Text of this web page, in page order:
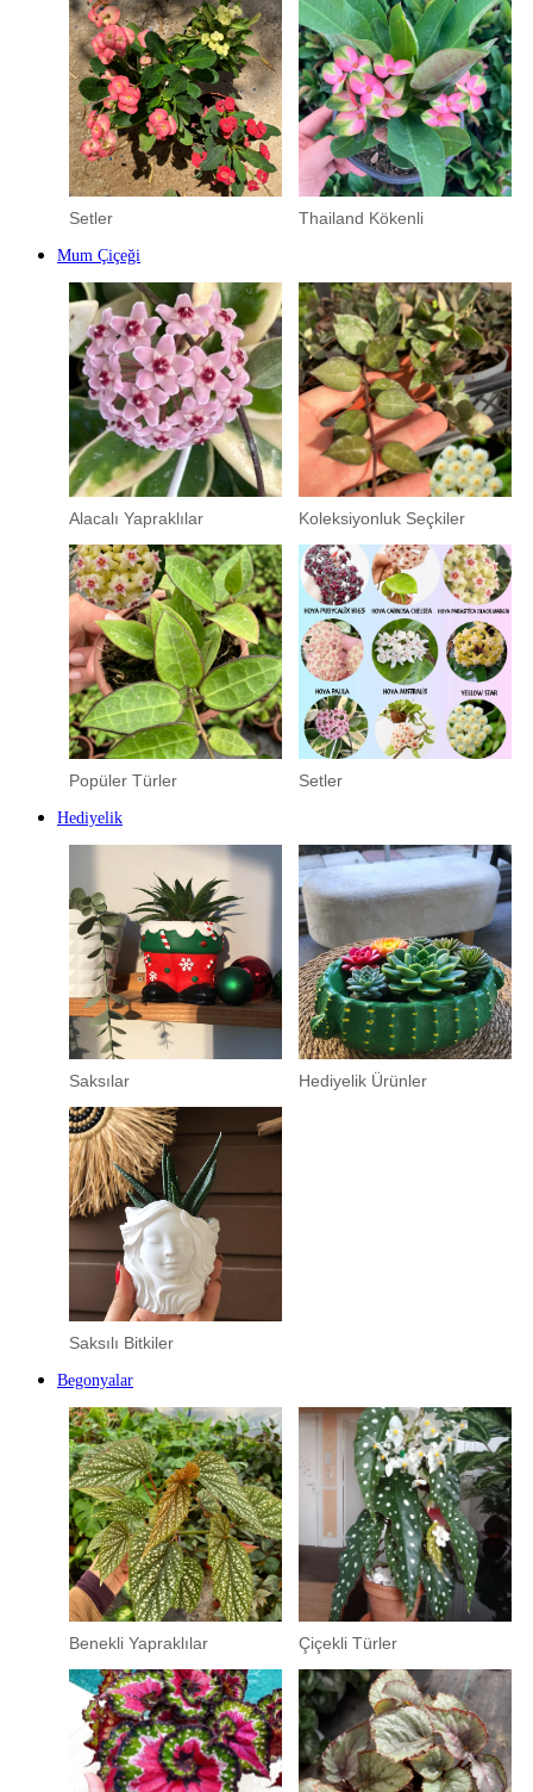
Setler Thailand Kökenli
Mum Çiçeği
Alacalı Yapraklılar Koleksiyonluk Seçkiler
Popüler Türler Setler
Hediyelik
Saksılar Hediyelik Ürünler
Saksılı Bitkiler
Begonyalar
Benekli Yapraklılar Çiçekli Türler